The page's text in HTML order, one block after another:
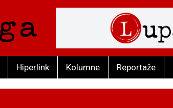
Hiperlink Kolumne Reportaže